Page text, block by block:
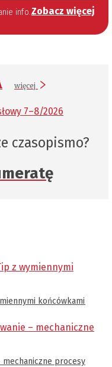
jednak jej wyrażenie jest konieczne, aby otrzymywać newsletter. Zobacz więcej
więcej
czasopismo?
końcówkami
mechaniczne procesy